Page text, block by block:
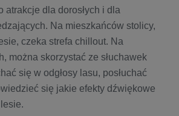
atrakcje dla dorosłych i dla
Na mieszkańców stolicy,
czeka strefa chillout. Na
można skorzystać ze słuchawek
się w odgłosy lasu, posłuchać
się jakie efekty dźwiękowe